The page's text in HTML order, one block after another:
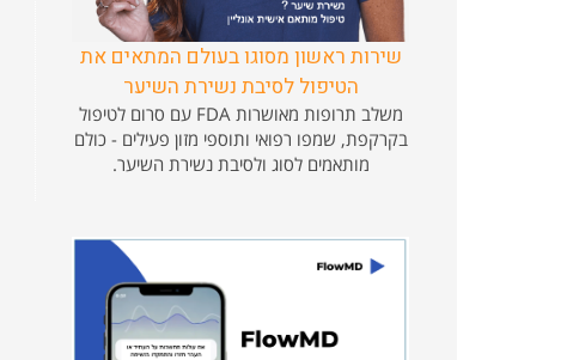
שירות ראשון מסוגו בעולם המתאים את
הטיפול לסיבת נשירת השיער
משלב תרופות מאושרות FDA עם סרום לטיפול
בקרקפת, שמפו רפואי ותוספי מזון פעילים - כולם
מותאמים לסוג ולסיבת נשירת השיער.